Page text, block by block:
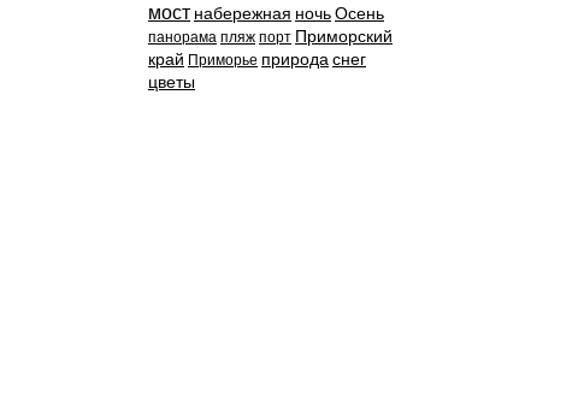
мост набережная ночьОсень
панорама пляж порт Приморский
край Приморье природа снег
цветы